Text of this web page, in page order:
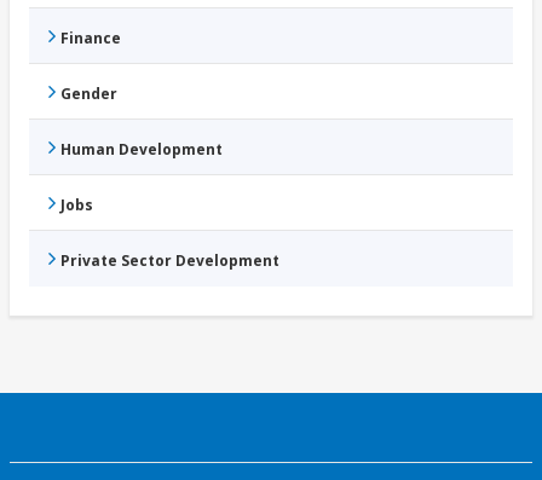
Finance
Gender
Human Development
Jobs
Private Sector Development